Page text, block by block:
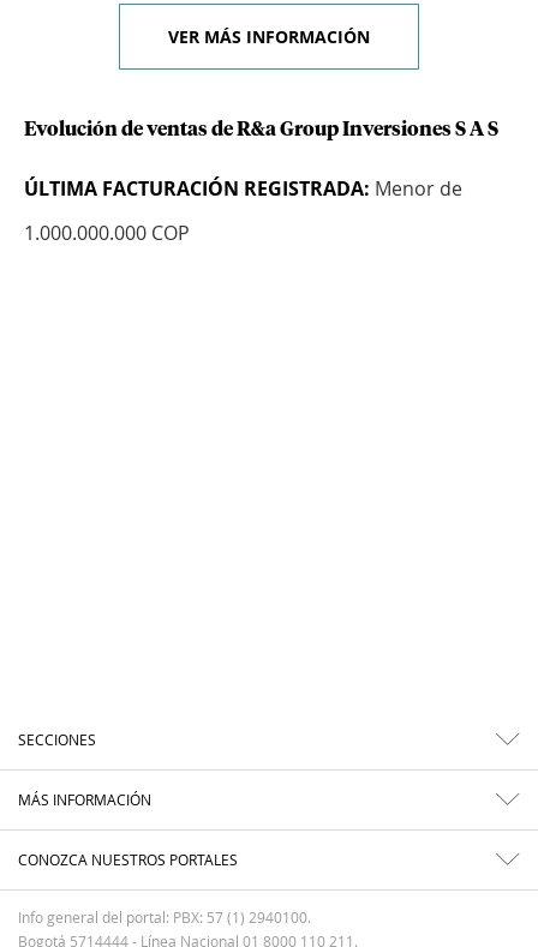
VER MÁS INFORMACIÓN
Evolución de ventas de R&a Group Inversiones S A S
ÚLTIMA FACTURACIÓN REGISTRADA: Menor de
1.000.000.000 COP
SECCIONES
MÁS INFORMACIÓN
CONOZCA NUESTROS PORTALES
Info general del portal: PBX: 57 (1) 2940100.
Bogotá 5714444 - Línea Nacional 01 8000 110 211.